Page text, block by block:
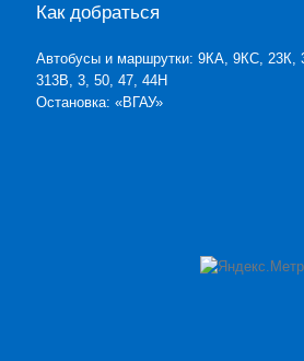
Как добраться
Автобусы и маршрутки: 9КА, 9КС, 23К,
313В, 3, 50, 47, 44Н
Остановка: «ВГАУ»